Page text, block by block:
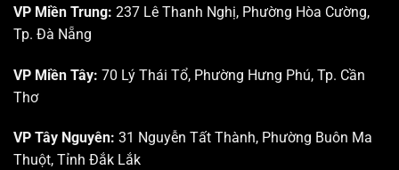
VP Miền Trung: 237 Lê Thanh Nghị, Phường Hòa Cường,
Tp. Đà Nẵng
VP Miền Tây: 70 Lý Thái Tổ, Phường Hưng Phú, Tp. Cần
Thơ
VP Tây Nguyên: 31 Nguyễn Tất Thành, Phường Buôn Ma
Thuột, Tỉnh Đắk Lắk